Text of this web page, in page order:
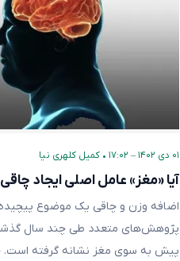
۰۱ دی ۱۴۰۲ – ۱۷:۰۲ •کمیل کلهری نیا
آیا «مغز» عامل اصلی ایجاد
اضافه وزن و چاقی یک موضوع
پژوهش‌های متعدد طی چند سال
پیش به سوی مغز نشانه گرفته است.